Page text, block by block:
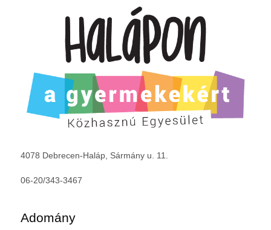
4078 Debrecen-Haláp, Sármány u. 11.
06-20/343-3467
Adomány